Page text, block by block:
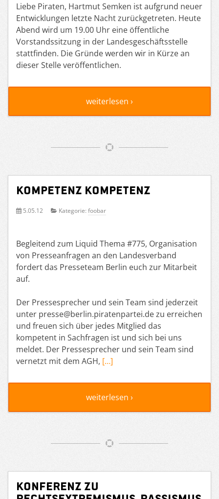
Liebe Piraten, Hartmut Semken ist aufgrund neuer
Entwicklungen letzte Nacht zurückgetreten. Heute
Abend wird um 19.00 Uhr eine öffentliche
Vorstandssitzung in der Landesgeschäftsstelle
stattfinden. Die Gründe werden wir in Kürze an
dieser Stelle veröffentlichen.
weiterlesen ›
Kompetenz Kompetenz
5.05.12 Kategorie: foobar
Begleitend zum Liquid Thema #775, Organisation
von Presseanfragen an den Landesverband
fordert das Presseteam Berlin euch zur Mitarbeit
auf.
Der Pressesprecher und sein Team sind jederzeit
unter presse@berlin.piratenpartei.de zu erreichen
und freuen sich über jedes Mitglied das
kompetent in Sachfragen ist und sich bei uns
meldet. Der Pressesprecher und sein Team sind
vernetzt mit dem AGH, […]
weiterlesen ›
Konferenz zu